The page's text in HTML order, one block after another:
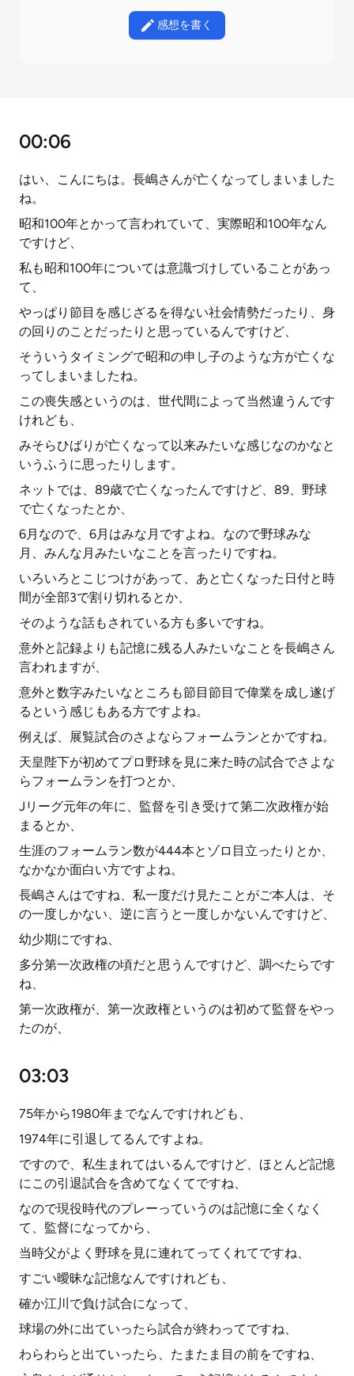
感想を書く
00:06
はい、こんにちは。長嶋さんが亡くなってしまいました
ね。
昭和100年とかって言われていて、実際昭和100年なん
ですけど、
私も昭和100年については意識づけしていることがあっ
て、
やっぱり節目を感じざるを得ない社会情勢だったり、身
の回りのことだったりと思っているんですけど、
そういうタイミングで昭和の申し子のような方が亡くな
ってしまいましたね。
この喪失感というのは、世代間によって当然違うんです
けれども、
みそらひばりが亡くなって以来みたいな感じなのかなと
いうふうに思ったりします。
ネットでは、89歳で亡くなったんですけど、89、野球
で亡くなったとか、
6月なので、6月はみな月ですよね。なので野球みな
月、みんな月みたいなことを言ったりですね。
いろいろとこじつけがあって、あと亡くなった日付と時
間が全部3で割り切れるとか、
そのような話もされている方も多いですね。
意外と記録よりも記憶に残る人みたいなことを長嶋さん
言われますが、
意外と数字みたいなところも節目節目で偉業を成し遂げ
るという感じもある方ですよね。
例えば、展覧試合のさよならフォームランとかですね。
天皇陛下が初めてプロ野球を見に来た時の試合でさよな
らフォームランを打つとか、
Jリーグ元年の年に、監督を引き受けて第二次政権が始
まるとか、
生涯のフォームラン数が444本とゾロ目立ったりとか、
なかなか面白い方ですよね。
長嶋さんはですね、私一度だけ見たことがご本人は、そ
の一度しかない、逆に言うと一度しかないんですけど、
幼少期にですね、
多分第一次政権の頃だと思うんですけど、調べたらです
ね、
第一次政権が、第一次政権というのは初めて監督をやっ
たのが、
03:03
75年から1980年までなんですけれども、
1974年に引退してるんですよね。
ですので、私生まれてはいるんですけど、ほとんど記憶
にこの引退試合を含めてなくてですね、
なので現役時代のプレーっていうのは記憶に全くなく
て、監督になってから、
当時父がよく野球を見に連れてってくれてですね、
すごい曖昧な記憶なんですけれども、
確か江川で負け試合になって、
球場の外に出ていったら試合が終わってですね、
わらわらと出ていったら、たまたま目の前をですね、